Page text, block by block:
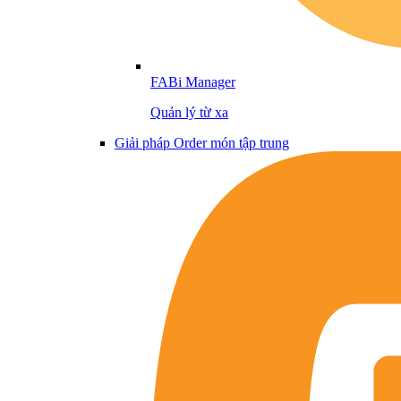
FABi Manager
Quản lý từ xa
Giải pháp Order món tập trung